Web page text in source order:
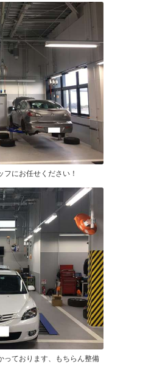
にお任せください！
っております、もちらん整備